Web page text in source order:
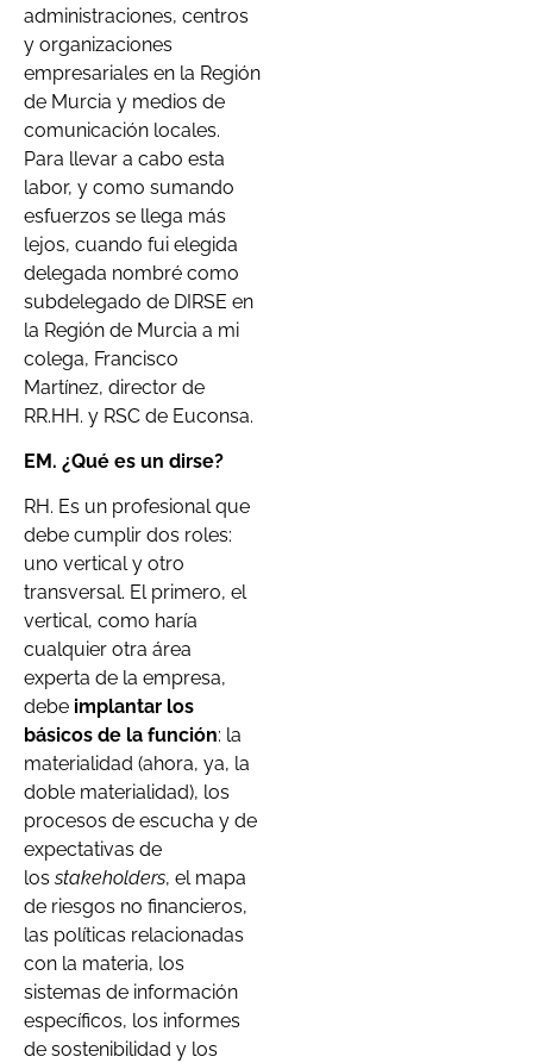
administraciones, centros
y organizaciones
empresariales en la Región
de Murcia y medios de
comunicación locales.
Para llevar a cabo esta
labor, y como sumando
esfuerzos se llega más
lejos, cuando fui elegida
delegada nombré como
subdelegado de DIRSE en
la Región de Murcia a mi
colega, Francisco
Martínez, director de
RR.HH. y RSC de Euconsa.
EM. ¿Qué es un dirse?
RH. Es un profesional que
debe cumplir dos roles:
uno vertical y otro
transversal. El primero, el
vertical, como haría
cualquier otra área
experta de la empresa,
debe implantar los
básicos de la función: la
materialidad (ahora, ya, la
doble materialidad), los
procesos de escucha y de
expectativas de
losstakeholders, el mapa
de riesgos no financieros,
las políticas relacionadas
con la materia, los
sistemas de información
específicos, los informes
de sostenibilidad y los